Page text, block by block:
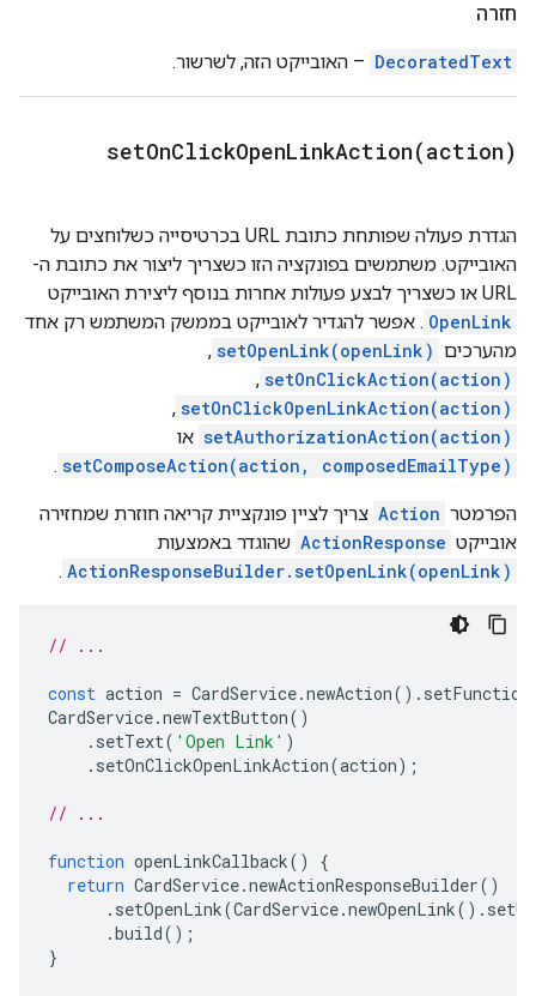
חזרה
DecoratedText – האובייקט הזה, לשרשור.
setOnClickOpenLinkAction(action)
הגדרת פעולה שפותחת כתובת URL בכרטיסייה כשלוחצים על
האובייקט. משתמשים בפונקציה הזו כשצריך ליצור את כתובת ה-
URL או כשצריך לבצע פעולות אחרות בנוסף ליצירת האובייקט
OpenLink . אפשר להגדיר לאובייקט בממשק המשתמש רק אחד
מהערכים setOpenLink(openLink)
,‏
setOnClickAction(action)
,‏
setOnClickOpenLinkAction(action)
,‏
setAuthorizationAction(action) או
setComposeAction(action, composedEmailType)
.
הפרמטר Action צריך לציין פונקציית קריאה חוזרת שמחזירה
אובייקט ActionResponse שהוגדר באמצעות
ActionResponseBuilder.setOpenLink(openLink)
.
// ...
const action = CardService.newAction().
CardService.newTextButton()
. setText( 'Open Link' )
. setOnClickOpenLinkAction(action);
// ...
function openLinkCallback()
{
return CardService.newActionResponseBuilder()
. setOpenLink(CardService.newOpenLink().
.build();
}